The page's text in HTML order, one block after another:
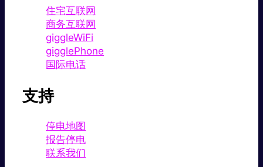
住宅互联网
商务互联网
giggleWiFi
gigglePhone
国际电话
支持
停电地图
报告停电
联系我们